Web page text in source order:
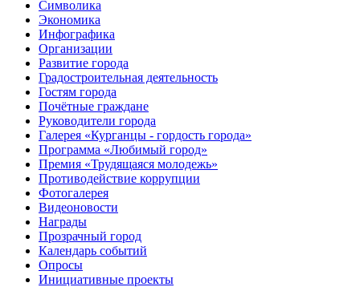
Символика
Экономика
Инфографика
Организации
Развитие города
Градостроительная деятельность
Гостям города
Почётные граждане
Руководители города
Галерея «Курганцы - гордость города»
Программа «Любимый город»
Премия «Трудящаяся молодежь»
Противодействие коррупции
Фотогалерея
Видеоновости
Награды
Прозрачный город
Календарь событий
Опросы
Инициативные проекты